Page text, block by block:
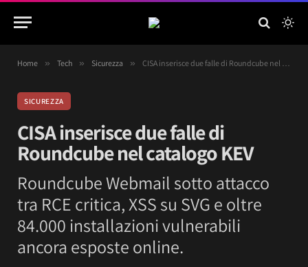
Home » Tech » Sicurezza » CISA inserisce due falle di Roundcube nel catalogo KEV
SICUREZZA
CISA inserisce due falle di
Roundcube nel catalogo KEV
Roundcube Webmail sotto attacco
tra RCE critica, XSS su SVG e oltre
84.000 installazioni vulnerabili
ancora esposte online.